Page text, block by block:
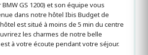
GS 1200) et son équipe vous
dans notre hôtel Ibis Budget de
est situé à moins de 5 min du centre
les charmes de notre belle
à votre écoute pendant votre séjour.